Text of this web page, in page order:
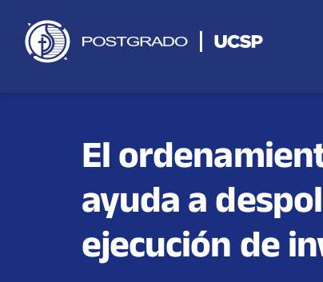
contenido
El
ayuda a
ejecución de